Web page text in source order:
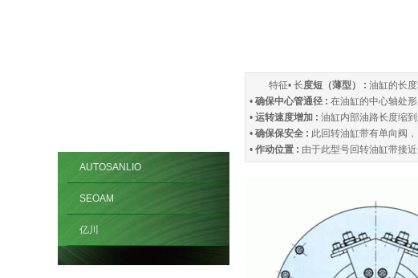
特征• 长度短（薄型） : 油缸的长
• 确保中心管通径 : 在油缸的中心轴处
• 运转速度增加 : 油缸内部油路长度缩
• 确保保安全 : 此回转油缸带有单向阀
• 作动位置 : 由于此型号回转油缸带接
AUTOSANLIO
SEOAM
亿川